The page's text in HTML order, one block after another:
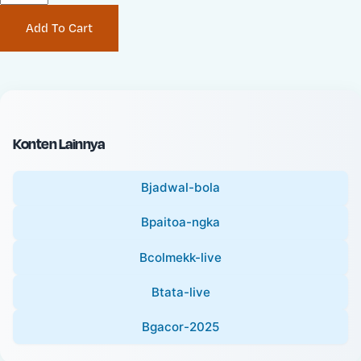
i
n
a
c
e
Add To Cart
Konten Lainnya
Bjadwal-bola
Bpaitoa-ngka
Bcolmekk-live
Btata-live
Bgacor-2025